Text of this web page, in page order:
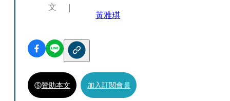
文
黃雅琪
贊助本文 加入訂閱會員